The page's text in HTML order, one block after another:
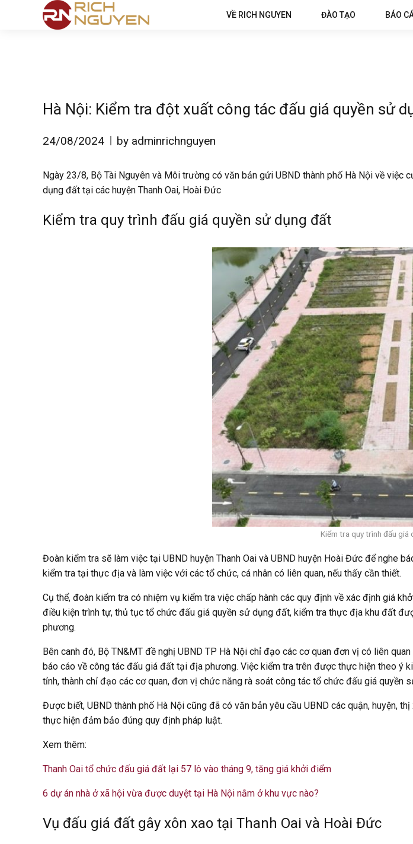
VỀ RICH NGUYEN ĐÀO TẠO BÁO
Hà Nội: Kiểm tra đột xuất công tác đấu giá quyền sử
24/08/2024 by adminrichnguyen
Ngày 23/8, Bộ Tài Nguyên và Môi trường có văn bản gửi UBND thành phố Hà Nội về
dụng đất tại các huyện Thanh Oai, Hoài Đức
Kiểm tra quy trình đấu giá quyền sử dụng đất
Kiểm tra quy trình đấu giá
Đoàn kiểm tra sẽ làm việc tại UBND huyện Thanh Oai và UBND huyện Hoài Đức để nghe
kiểm tra tại thực địa và làm việc với các tổ chức, cá nhân có liên quan, nếu thấy cần thiết.
Cụ thể, đoàn kiểm tra có nhiệm vụ kiểm tra việc chấp hành các quy định về xác định giá
điều kiện trình tự, thủ tục tổ chức đấu giá quyền sử dụng đất, kiểm tra thực địa khu đất
phương.
Bên canh đó, Bộ TN&MT đề nghị UBND TP Hà Nội chỉ đạo các cơ quan đơn vị có liên
báo cáo về công tác đấu giá đất tại địa phương. Việc kiểm tra trên được thực hiện theo ý
tỉnh, thành chỉ đạo các cơ quan, đơn vị chức năng rà soát công tác tổ chức đấu giá
Được biết, UBND thành phố Hà Nội cũng đã có văn bản yêu cầu UBND các quận, huyện,
thực hiện đảm bảo đúng quy định pháp luật.
Xem thêm:
Thanh Oai tổ chức đấu giá đất lại 57 lô vào tháng 9, tăng giá khởi điểm
6 dự án nhà ở xã hội vừa được duyệt tại Hà Nội nằm ở khu vực nào?
Vụ đấu giá đất gây xôn xao tại Thanh Oai và Hoài Đức